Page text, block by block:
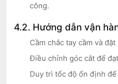
công.
4.2. Hướng dẫn vận
Cầm chắc tay cầm và
Điều chỉnh góc cắt để
Duy trì tốc độ ổn định